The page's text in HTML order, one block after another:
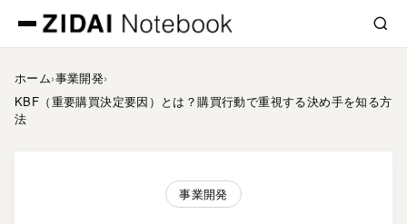
ホーム›事業開発›
KBF（重要購買決定要因）とは？購買行動で重視する決め手を知る方
法
事業開発